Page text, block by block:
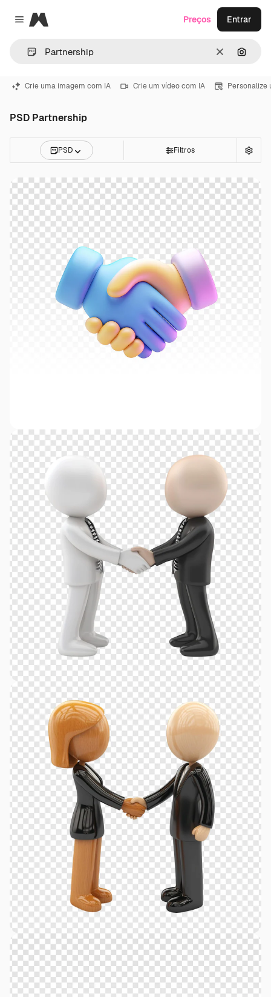
Close menu
Magnific
Limpar
Preços Entrar
Crie uma imagem com IA Crie um vídeo com IA Personalize
PSD Partnership
PSD Filtros